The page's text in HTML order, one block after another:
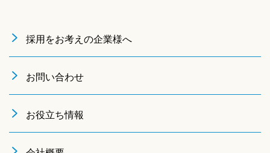
採用をお考えの企業様へ
お問い合わせ
お役立ち情報